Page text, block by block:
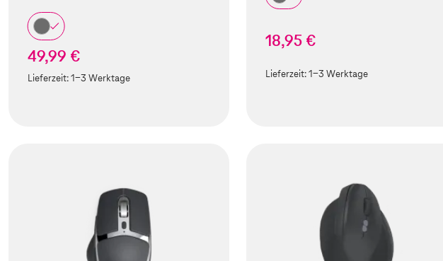
49,99 €
Lieferzeit:1-3 Werktage
18,95 €
Lieferzeit:1-3 Werktage